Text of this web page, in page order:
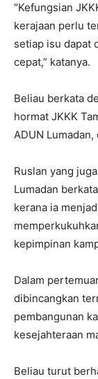
“Kefungsian
kerajaan perlu
setiap isu dapat
cepat,” katanya.
Beliau berkata
hormat JKKK
ADUN
Ruslan yang
Lumadan
kerana ia
kepimpinan
Dalam
dibincangkan
pembangunan
kesejahteraan
Beliau turut